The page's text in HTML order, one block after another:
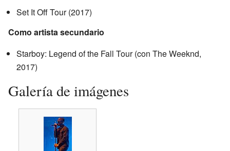
Set It Off Tour (2017)
Como artista secundario
Starboy: Legend of the Fall Tour (con The Weeknd,
2017)
Galería de imágenes